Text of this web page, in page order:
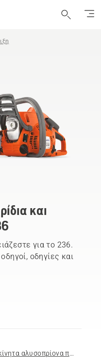
και
για το 236.
οδηγίες και
Δείτε όλες τις Βενζινοκίνητα αλυσοπρίονα προς πώληση